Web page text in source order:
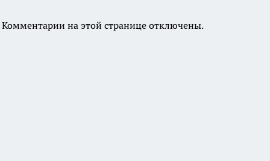
Комментарии на этой странице отключены.